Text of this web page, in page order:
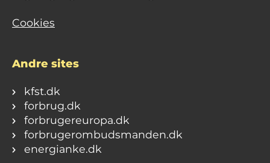
Cookies
Andre sites
kfst.dk
forbrug.dk
forbrugereuropa.dk
forbrugerombudsmanden.dk
energianke.dk